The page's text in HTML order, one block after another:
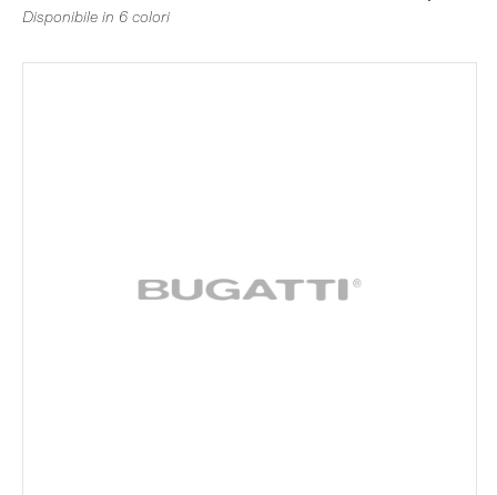
Disponibile in 6 colori